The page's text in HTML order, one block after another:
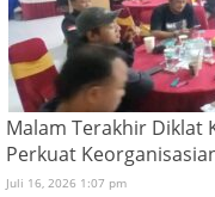
Malam Terakhir Diklat
Perkuat
Juli 16, 2026 1:07 pm